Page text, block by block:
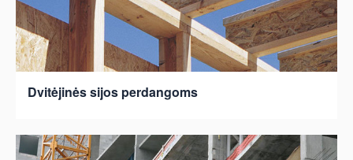
Dvitėjinės sijos perdangoms